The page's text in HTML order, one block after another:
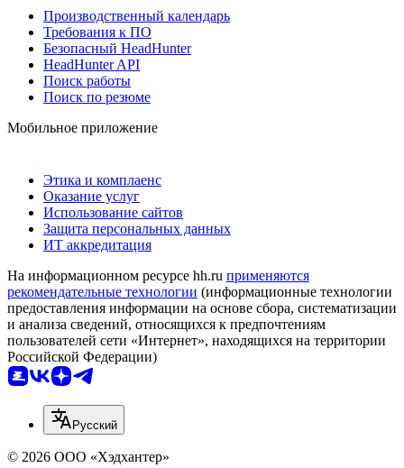
Производственный календарь
Требования к ПО
Безопасный HeadHunter
HeadHunter API
Поиск работы
Поиск по резюме
Мобильное приложение
Этика и комплаенс
Оказание услуг
Использование сайтов
Защита персональных данных
ИТ аккредитация
На информационном ресурсе hh.ru применяются
рекомендательные технологии (информационные технологии
предоставления информации на основе сбора, систематизации
и анализа сведений, относящихся к предпочтениям
пользователей сети «Интернет», находящихся на территории
Российской Федерации)
Русский
© 2026 ООО «Хэдхантер»